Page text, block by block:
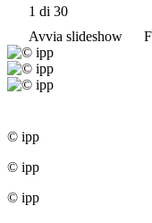
1 di 30
Avvia slideshow
© ipp
© ipp
© ipp